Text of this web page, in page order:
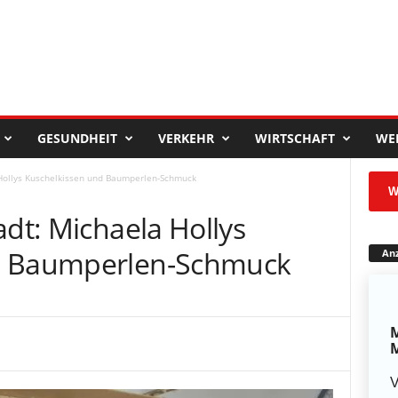
GESUNDHEIT VERKEHR WIRTSCHAFT
Kuschelkissen und Baumperlen-Schmuck
Michaela Hollys
Schmuck